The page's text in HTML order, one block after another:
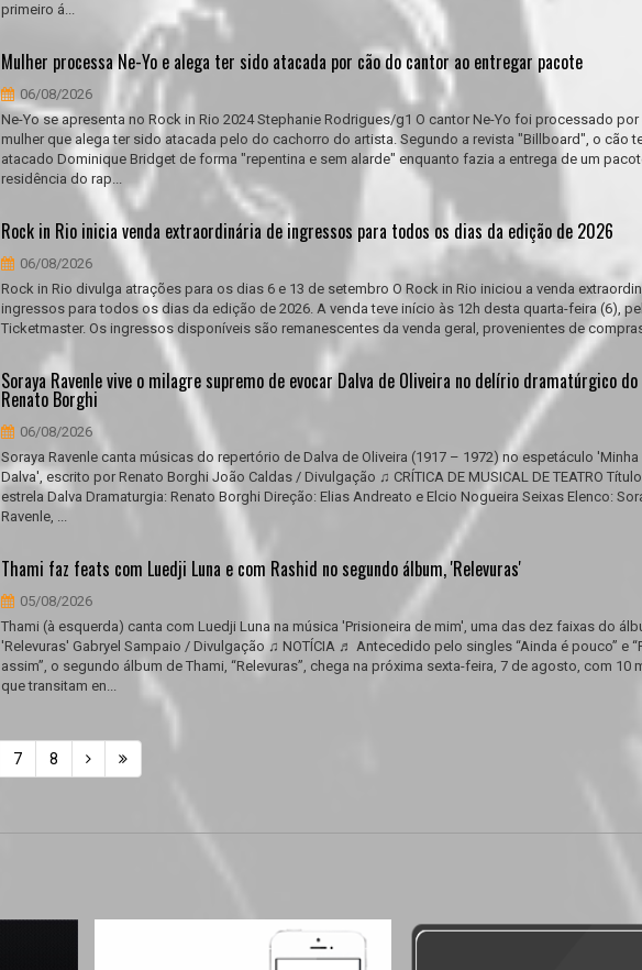
primeiro á...
Mulher processa Ne-Yo e alega ter sido atacada por cão do cantor ao entregar pacote
06/08/2026
Ne-Yo se apresenta no Rock in Rio 2024 Stephanie Rodrigues/g1 O cantor Ne-Yo foi processado por
mulher que alega ter sido atacada pelo do cachorro do artista. Segundo a revista "Billboard", o cão
atacado Dominique Bridget de forma "repentina e sem alarde" enquanto fazia a entrega de um
residência do rap...
Rock in Rio inicia venda extraordinária de ingressos para todos os dias da edição de 2026
06/08/2026
Rock in Rio divulga atrações para os dias 6 e 13 de setembro O Rock in Rio iniciou a venda
ingressos para todos os dias da edição de 2026. A venda teve início às 12h desta quarta-feira (6),
Ticketmaster. Os ingressos disponíveis são remanescentes da venda geral, provenientes de
Soraya Ravenle vive o milagre supremo de evocar Dalva de Oliveira no delírio dramatúrgico
Renato Borghi
06/08/2026
Soraya Ravenle canta músicas do repertório de Dalva de Oliveira (1917 – 1972) no espetáculo 'Minha
Dalva', escrito por Renato Borghi João Caldas / Divulgação ♫ CRÍTICA DE MUSICAL DE TEATRO
estrela Dalva Dramaturgia: Renato Borghi Direção: Elias Andreato e Elcio Nogueira Seixas Elenco:
Ravenle, ...
Thami faz feats com Luedji Luna e com Rashid no segundo álbum, 'Relevuras'
05/08/2026
Thami (à esquerda) canta com Luedji Luna na música 'Prisioneira de mim', uma das dez faixas do
'Relevuras' Gabryel Sampaio / Divulgação ♫ NOTÍCIA ♬ Antecedido pelo singles “Ainda é pouco” e
assim”, o segundo álbum de Thami, “Relevuras”, chega na próxima sexta-feira, 7 de agosto, com 10
que transitam en...
7 8